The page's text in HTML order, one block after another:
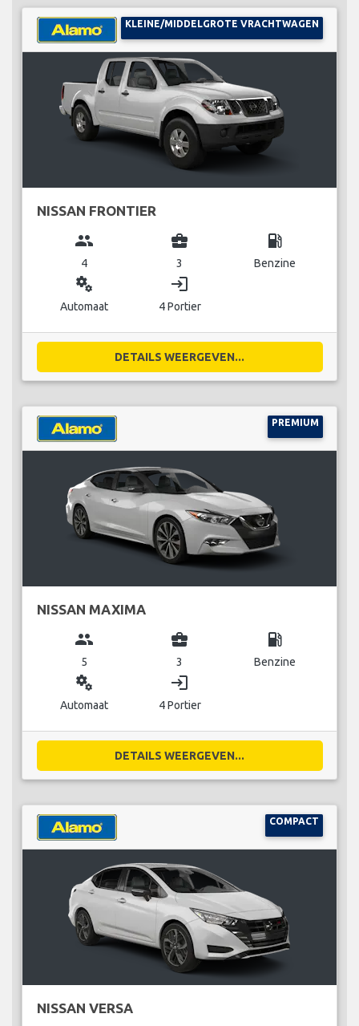
KLEINE/MIDDELGROTE VRACHTWAGEN
NISSAN FRONTIER
group
4
business_center
3
local_gas_station
Benzine
miscellaneous_services
Automaat
login
4 Portier
DETAILS WEERGEVEN...
PREMIUM
NISSAN MAXIMA
group
5
business_center
3
local_gas_station
Benzine
miscellaneous_services
Automaat
login
4 Portier
DETAILS WEERGEVEN...
COMPACT
NISSAN VERSA